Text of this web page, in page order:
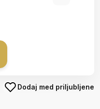
Dodaj med priljubljene